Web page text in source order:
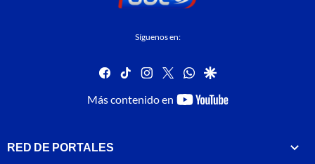
Síguenos en:
facebook
tiktok instagram
twitterwhatsapp
google
Más contenido en
youtube-
RED DE PORTALES